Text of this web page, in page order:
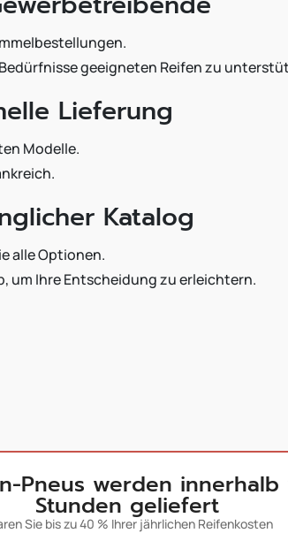
geeigneten Reifen zu
Lieferung
Modelle.
Katalog
alle Optionen.
um Ihre Entscheidung zu erleichtern.
Pneus werden innerhalb
Stunden geliefert
Sie bis zu 40 % Ihrer jährlichen Reifenkosten